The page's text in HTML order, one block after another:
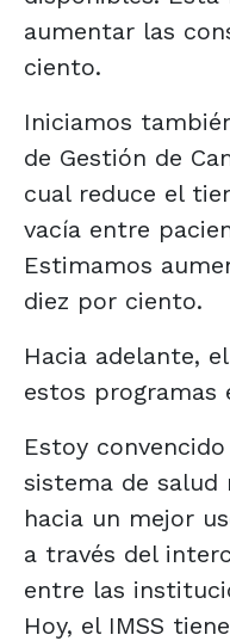
aumentar las
ciento.
Iniciamos
de Gestión de
cual reduce el
vacía entre
Estimamos
diez por ciento.
Hacia adelante,
estos
Estoy
sistema de salud
hacia un mejor
a través del
entre las
Hoy, el IMSS